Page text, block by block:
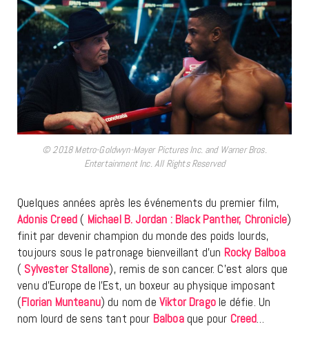
© 2018 Metro-Goldwyn-Mayer Pictures Inc. and Warner Bros.
Entertainment Inc. All Rights Reserved
Quelques années après les événements du premier film,
Adonis Creed ( Michael B. Jordan : Black Panther, Chronicle)
finit par devenir champion du monde des poids lourds,
toujours sous le patronage bienveillant d’un Rocky Balboa
( Sylvester Stallone), remis de son cancer. C’est alors que
venu d’Europe de l’Est, un boxeur au physique imposant
(Florian Munteanu) du nom de Viktor Drago le défie. Un
nom lourd de sens tant pour Balboa que pour Creed…